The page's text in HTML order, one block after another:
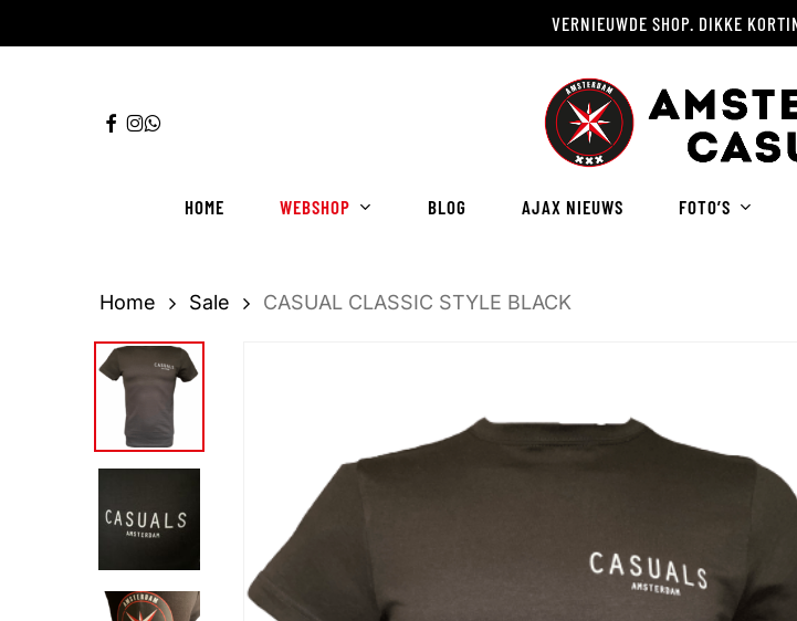
direct
VERNIEUWDE SHOP. DIKKE
FACEBOOK
INSTAGRAM
WHATSAPP
HOME WEBSHOP BLOG AJAX NIEUWS FOTO’S
Home Sale CASUAL CLASSIC STYLE BLACK